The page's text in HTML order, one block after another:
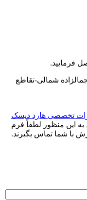
فرمایید.
شمالی-تقاطع
تخصصی هارد دیسک
این منظور لطفاً فرم
با شما تماس بگیرند.